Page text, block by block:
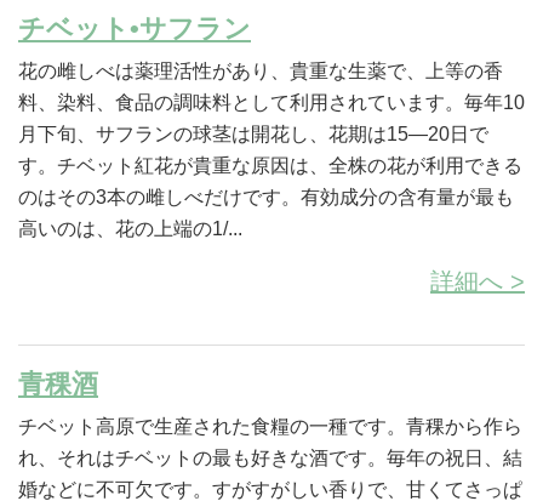
チベット•サフラン
花の雌しべは薬理活性があり、貴重な生薬で、上等の香
料、染料、食品の調味料として利用されています。毎年10
月下旬、サフランの球茎は開花し、花期は15—20日で
す。チベット紅花が貴重な原因は、全株の花が利用できる
のはその3本の雌しべだけです。有効成分の含有量が最も
高いのは、花の上端の1/...
詳細へ >
青稞酒
チベット高原で生産された食糧の一種です。青稞から作ら
れ、それはチベットの最も好きな酒です。毎年の祝日、結
婚などに不可欠です。すがすがしい香りで、甘くてさっぱ